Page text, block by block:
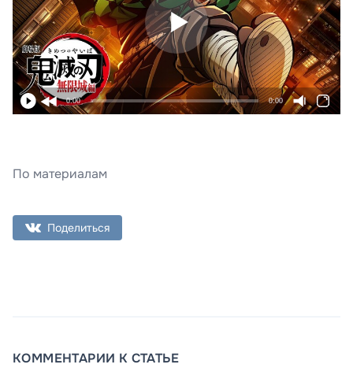
0:00 0:00
По материалам
Поделиться
КОММЕНТАРИИ К СТАТЬЕ